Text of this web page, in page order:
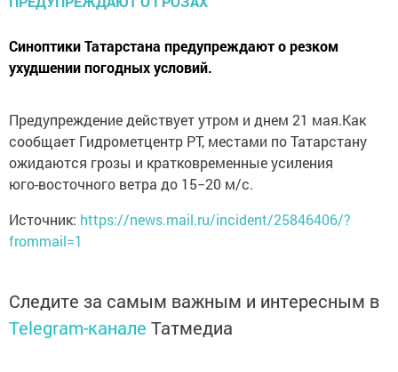
Синоптики Татарстана предупреждают о резком
ухудшении погодных условий.
Предупреждение действует утром и днем 21 мая.Как
сообщает Гидрометцентр РТ, местами по Татарстану
ожидаются грозы и кратковременные усиления
юго-восточного ветра до 15−20 м/с.
Источник: https://news.mail.ru/incident/25846406/?
frommail=1
Следите за самым важным и интересным в
Telegram-канале Татмедиа